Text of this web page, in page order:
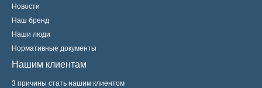
Новости
Наш бренд
Наши люди
Нормативные документы
Нашим клиентам
3 причины стать нашим клиентом